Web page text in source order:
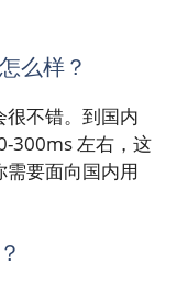
么样？
不错。到国内
300ms 左右，这
需要面向国内用